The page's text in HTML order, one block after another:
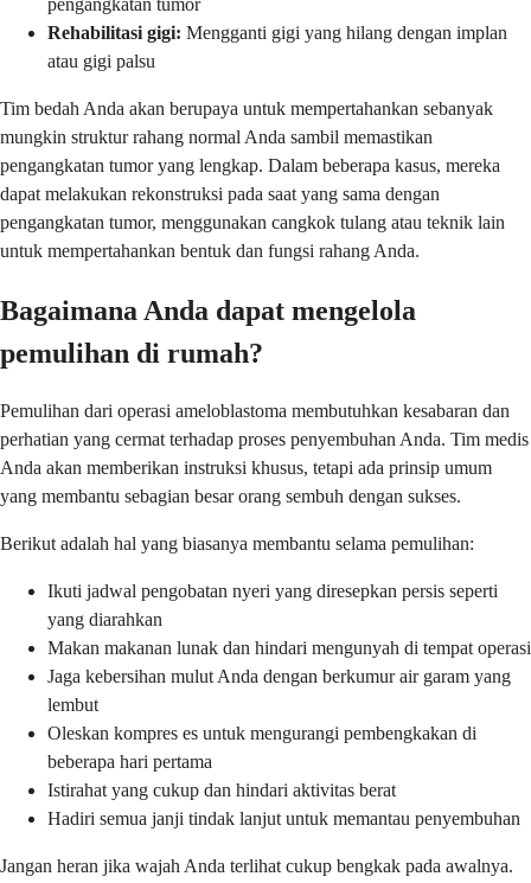
Rehabilitasi gigi: Mengganti gigi yang hilang dengan implan
atau gigi palsu
Tim bedah Anda akan berupaya untuk mempertahankan sebanyak
mungkin struktur rahang normal Anda sambil memastikan
pengangkatan tumor yang lengkap. Dalam beberapa kasus, mereka
dapat melakukan rekonstruksi pada saat yang sama dengan
pengangkatan tumor, menggunakan cangkok tulang atau teknik lain
untuk mempertahankan bentuk dan fungsi rahang Anda.
Bagaimana Anda dapat mengelola
pemulihan di rumah?
Pemulihan dari operasi ameloblastoma membutuhkan kesabaran dan
perhatian yang cermat terhadap proses penyembuhan Anda. Tim medis
Anda akan memberikan instruksi khusus, tetapi ada prinsip umum
yang membantu sebagian besar orang sembuh dengan sukses.
Berikut adalah hal yang biasanya membantu selama pemulihan:
Ikuti jadwal pengobatan nyeri yang diresepkan persis seperti
yang diarahkan
Makan makanan lunak dan hindari mengunyah di tempat operasi
Jaga kebersihan mulut Anda dengan berkumur air garam yang
lembut
Oleskan kompres es untuk mengurangi pembengkakan di
beberapa hari pertama
Istirahat yang cukup dan hindari aktivitas berat
Hadiri semua janji tindak lanjut untuk memantau penyembuhan
Jangan heran jika wajah Anda terlihat cukup bengkak pada awalnya.